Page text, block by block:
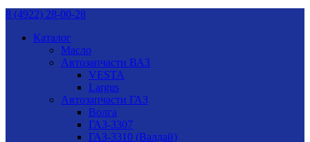
8 (4922) 28-00-28
Каталог
Масло
Автозапчасти ВАЗ
VESTA
Largus
Автозапчасти ГАЗ
Волга
ГАЗ-3307
ГАЗ-3310 (Валдай)